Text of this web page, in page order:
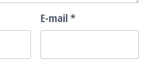
E-mail *